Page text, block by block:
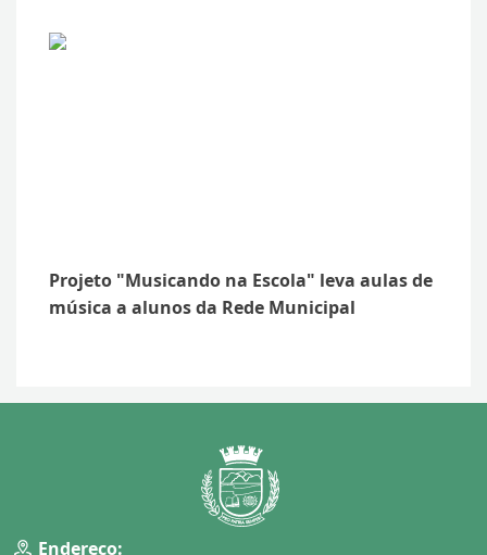
Projeto "Musicando na Escola" leva aulas de
música a alunos da Rede Municipal
Endereço: